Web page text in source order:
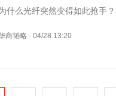
什么光纤突然变得如此抢手？
商韬略 · 04/28 13:20